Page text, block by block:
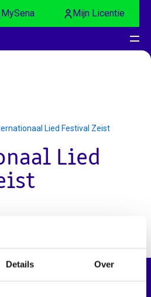
Details Over
MySena Mijn Licentie
Lied Festival Zeist
Lied